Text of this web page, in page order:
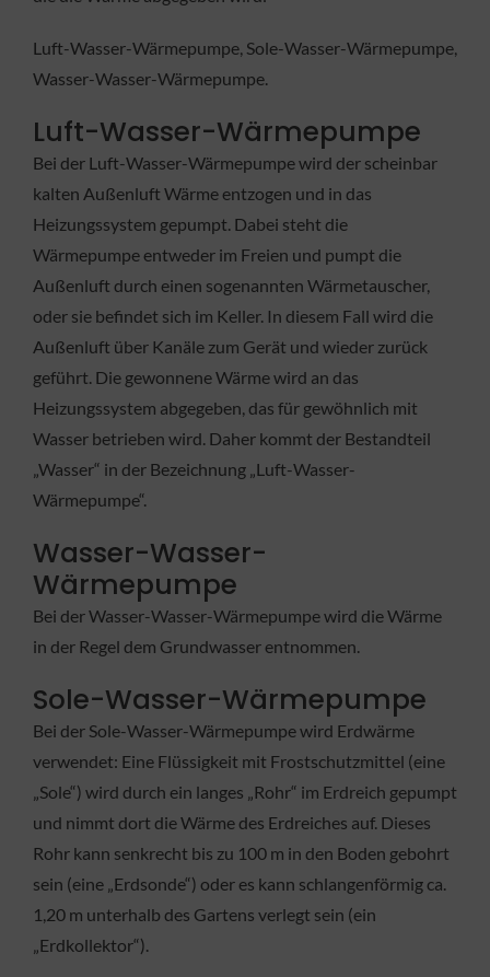
Luft-Wasser-Wärmepumpe, Sole-Wasser-Wärmepumpe,
Wasser-Wasser-Wärmepumpe.
Luft-Wasser-Wärmepumpe
Bei der Luft-Wasser-Wärmepumpe wird der scheinbar
kalten Außenluft Wärme entzogen und in das
Heizungssystem gepumpt. Dabei steht die
Wärmepumpe entweder im Freien und pumpt die
Außenluft durch einen sogenannten Wärmetauscher,
oder sie befindet sich im Keller. In diesem Fall wird die
Außenluft über Kanäle zum Gerät und wieder zurück
geführt. Die gewonnene Wärme wird an das
Heizungssystem abgegeben, das für gewöhnlich mit
Wasser betrieben wird. Daher kommt der Bestandteil
„Wasser“ in der Bezeichnung „Luft-Wasser-
Wärmepumpe“.
Wasser-Wasser-
Wärmepumpe
Bei der Wasser-Wasser-Wärmepumpe wird die Wärme
in der Regel dem Grundwasser entnommen.
Sole-Wasser-Wärmepumpe
Bei der Sole-Wasser-Wärmepumpe wird Erdwärme
verwendet: Eine Flüssigkeit mit Frostschutzmittel (eine
„Sole“) wird durch ein langes „Rohr“ im Erdreich gepumpt
und nimmt dort die Wärme des Erdreiches auf. Dieses
Rohr kann senkrecht bis zu 100 m in den Boden gebohrt
sein (eine „Erdsonde“) oder es kann schlangenförmig ca.
1,20 m unterhalb des Gartens verlegt sein (ein
„Erdkollektor“).